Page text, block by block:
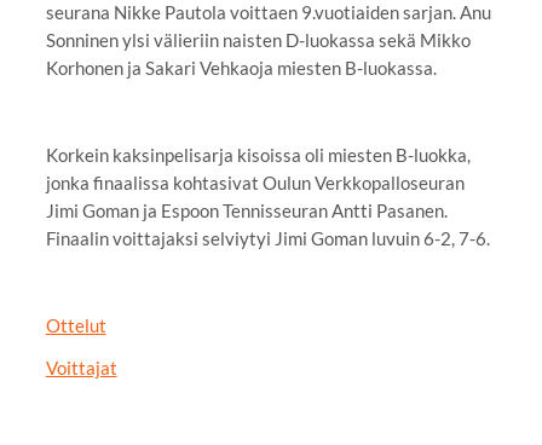
seurana Nikke Pautola voittaen 9.vuotiaiden sarjan. Anu
Sonninen ylsi välieriin naisten D-luokassa sekä Mikko
Korhonen ja Sakari Vehkaoja miesten B-luokassa.
Korkein kaksinpelisarja kisoissa oli miesten B-luokka,
jonka finaalissa kohtasivat Oulun Verkkopalloseuran
Jimi Goman ja Espoon Tennisseuran Antti Pasanen.
Finaalin voittajaksi selviytyi Jimi Goman luvuin 6-2, 7-6.
Ottelut
Voittajat